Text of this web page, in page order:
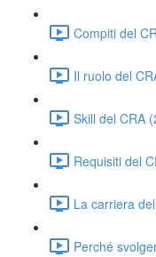
Compiti del
Il ruolo del
Skill del CRA
Requisiti del
La carriera
Perché